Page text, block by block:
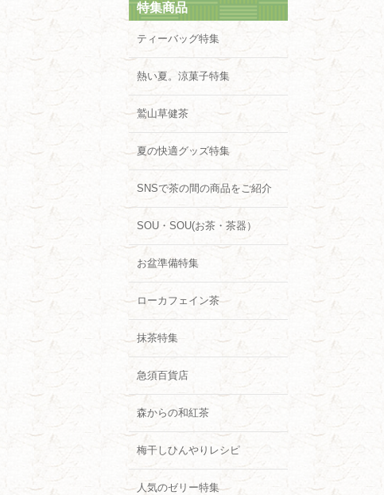
特集商品
ティーバッグ特集
熱い夏。涼菓子特集
鷲山草健茶
夏の快適グッズ特集
SNSで茶の間の商品をご紹介
SOU・SOU(お茶・茶器）
お盆準備特集
ローカフェイン茶
抹茶特集
急須百貨店
森からの和紅茶
梅干しひんやりレシピ
人気のゼリー特集